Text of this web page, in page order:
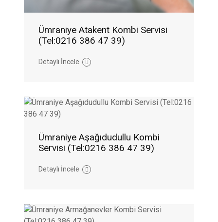
Ümraniye Atakent Kombi Servisi
(Tel:0216 386 47 39)
Detaylı İncele
Ümraniye Aşağıdudullu Kombi
Servisi (Tel:0216 386 47 39)
Detaylı İncele